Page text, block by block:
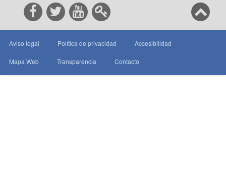
Aviso legal Política de privacidad Accesibilidad
Mapa Web Transparencia Contacto